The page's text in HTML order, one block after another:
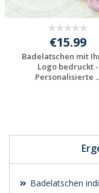
Badelatschen
€15.99
Badelatschen mit
Logo bedruckt -
Personalisierte